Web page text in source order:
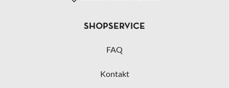
SHOPSERVICE
FAQ
Kontakt